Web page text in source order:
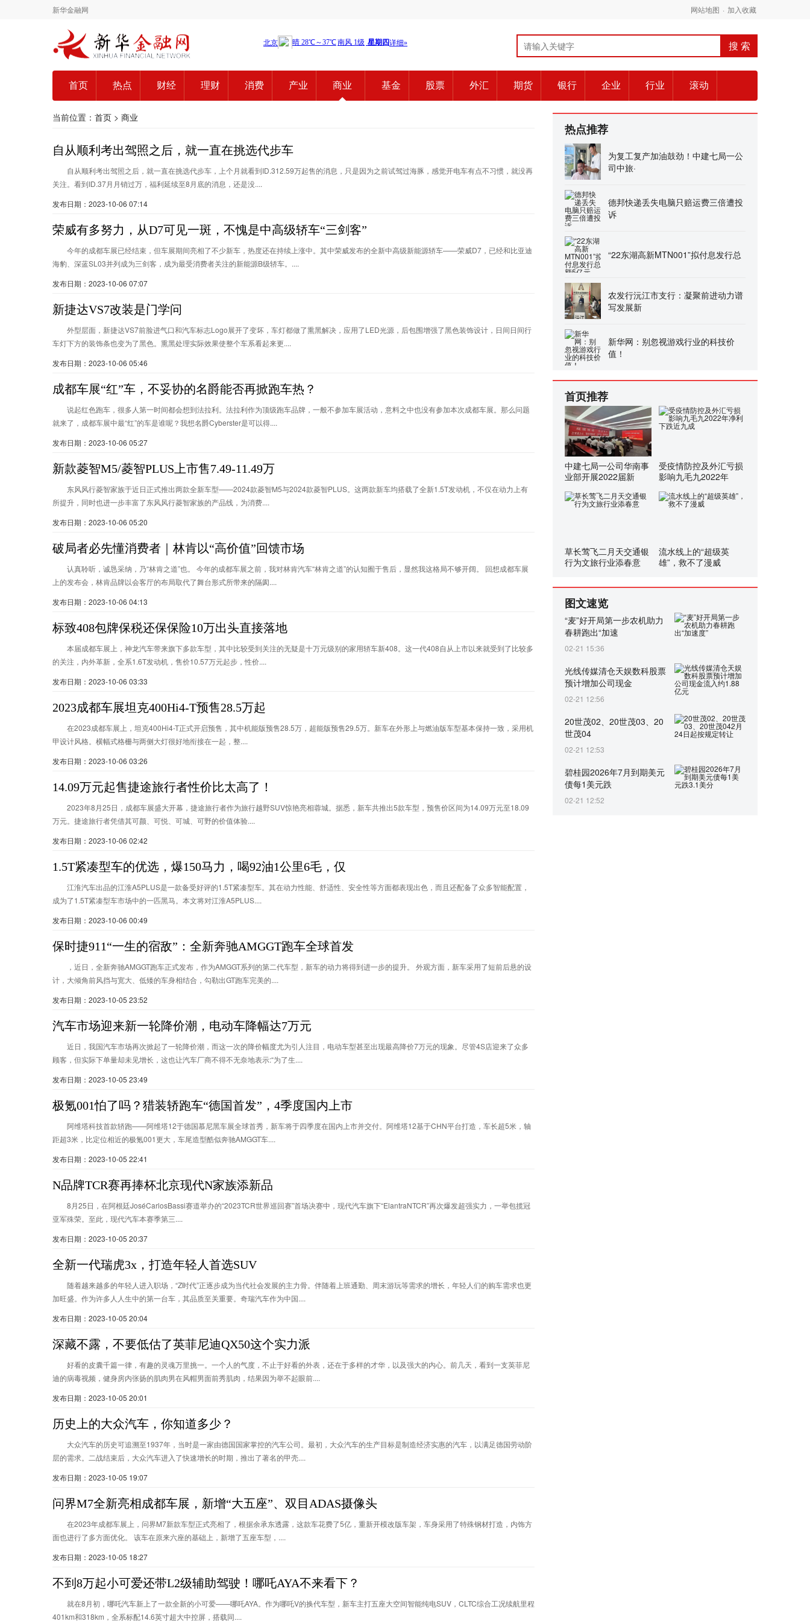
新华金融网 网站地图 · 加入收藏
首页 热点 财经 理财 消费 产业 商业 基金 股票 外汇 期货 银行 企业 行业 滚动
当前位置： 首页 > 商业
自从顺利考出驾照之后，就一直在挑选代步车
自从顺利考出驾照之后，就一直在挑选代步车，上个月就看到ID.312.59万起售的消息，只是因为之前试驾过海豚，感觉开电车有点不习惯，就没再
关注。看到ID.37月月销过万，福利延续至8月底的消息，还是没....
发布日期：2023-10-06 07:14
荣威有多努力，从D7可见一斑，不愧是中高级轿车“三剑客”
今年的成都车展已经结束，但车展期间亮相了不少新车，热度还在持续上涨中。其中荣威发布的全新中高级新能源轿车——荣威D7，已经和比亚迪
海豹、深蓝SL03并列成为三剑客，成为最受消费者关注的新能源B级轿车。....
发布日期：2023-10-06 07:07
新捷达VS7改装是门学问
外型层面，新捷达VS7前脸进气口和汽车标志Logo展开了变坏，车灯都做了熏黑解决，应用了LED光源，后包围增强了黑色装饰设计，日间日间行
车灯下方的装饰条也变为了黑色。熏黑处理实际效果使整个车系看起来更....
发布日期：2023-10-06 05:46
成都车展“红”车，不妥协的名爵能否再掀跑车热？
说起红色跑车，很多人第一时间都会想到法拉利。法拉利作为顶级跑车品牌，一般不参加车展活动，意料之中也没有参加本次成都车展。那么问题
就来了，成都车展中最“红”的车是谁呢？我想名爵Cyberster是可以得....
发布日期：2023-10-06 05:27
新款菱智M5/菱智PLUS上市售7.49-11.49万
东风风行菱智家族于近日正式推出两款全新车型——2024款菱智M5与2024款菱智PLUS。这两款新车均搭载了全新1.5T发动机，不仅在动力上有
所提升，同时也进一步丰富了东风风行菱智家族的产品线，为消费....
发布日期：2023-10-06 05:20
破局者必先懂消费者｜林肯以“高价值”回馈市场
认真聆听，诚恳采纳，乃“林肯之道”也。 今年的成都车展之前，我对林肯汽车“林肯之道”的认知囿于售后，显然我这格局不够开阔。 回想成都车展
上的发布会，林肯品牌以会客厅的布局取代了舞台形式所带来的隔阂....
发布日期：2023-10-06 04:13
标致408包牌保税还保保险10万出头直接落地
本届成都车展上，神龙汽车带来旗下多款车型，其中比较受到关注的无疑是十万元级别的家用轿车新408。这一代408自从上市以来就受到了比较多
的关注，内外革新，全系1.6T发动机，售价10.57万元起步，性价....
发布日期：2023-10-06 03:33
2023成都车展坦克400Hi4-T预售28.5万起
在2023成都车展上，坦克400Hi4-T正式开启预售，其中机能版预售28.5万，超能版预售29.5万。新车在外形上与燃油版车型基本保持一致，采用机
甲设计风格。横幅式格栅与两侧大灯很好地衔接在一起，整....
发布日期：2023-10-06 03:26
14.09万元起售捷途旅行者性价比太高了！
2023年8月25日，成都车展盛大开幕，捷途旅行者作为旅行越野SUV惊艳亮相蓉城。据悉，新车共推出5款车型，预售价区间为14.09万元至18.09
万元。捷途旅行者凭借其可颜、可悦、可城、可野的价值体验....
发布日期：2023-10-06 02:42
1.5T紧凑型车的优选，爆150马力，喝92油1公里6毛，仅
江淮汽车出品的江淮A5PLUS是一款备受好评的1.5T紧凑型车。其在动力性能、舒适性、安全性等方面都表现出色，而且还配备了众多智能配置，
成为了1.5T紧凑型车市场中的一匹黑马。本文将对江淮A5PLUS....
发布日期：2023-10-06 00:49
保时捷911“一生的宿敌”：全新奔驰AMGGT跑车全球首发
，近日，全新奔驰AMGGT跑车正式发布，作为AMGGT系列的第二代车型，新车的动力将得到进一步的提升。 外观方面，新车采用了短前后悬的设
计，大倾角前风挡与宽大、低矮的车身相结合，勾勒出GT跑车完美的....
发布日期：2023-10-05 23:52
汽车市场迎来新一轮降价潮，电动车降幅达7万元
近日，我国汽车市场再次掀起了一轮降价潮，而这一次的降价幅度尤为引人注目，电动车型甚至出现最高降价7万元的现象。尽管4S店迎来了众多
顾客，但实际下单量却未见增长，这也让汽车厂商不得不无奈地表示:“为了生....
发布日期：2023-10-05 23:49
极氪001怕了吗？猎装轿跑车“德国首发”，4季度国内上市
阿维塔科技首款轿跑——阿维塔12于德国慕尼黑车展全球首秀，新车将于四季度在国内上市并交付。阿维塔12基于CHN平台打造，车长超5米，轴
距超3米，比定位相近的极氪001更大，车尾造型酷似奔驰AMGGT车....
发布日期：2023-10-05 22:41
N品牌TCR赛再捧杯北京现代N家族添新品
8月25日，在阿根廷JoséCarlosBassi赛道举办的“2023TCR世界巡回赛”首场决赛中，现代汽车旗下“ElantraNTCR”再次爆发超强实力，一举包揽冠
亚军殊荣。至此，现代汽车本赛季第三....
发布日期：2023-10-05 20:37
全新一代瑞虎3x，打造年轻人首选SUV
随着越来越多的年轻人进入职场，“Z时代”正逐步成为当代社会发展的主力骨。伴随着上班通勤、周末游玩等需求的增长，年轻人们的购车需求也更
加旺盛。作为许多人人生中的第一台车，其品质至关重要。奇瑞汽车作为中国....
发布日期：2023-10-05 20:04
深藏不露，不要低估了英菲尼迪QX50这个实力派
好看的皮囊千篇一律，有趣的灵魂万里挑一。一个人的气度，不止于好看的外表，还在于多样的才华，以及强大的内心。前几天，看到一支英菲尼
迪的病毒视频，健身房内张扬的肌肉男在风帽男面前秀肌肉，结果因为举不起眼前....
发布日期：2023-10-05 20:01
历史上的大众汽车，你知道多少？
大众汽车的历史可追溯至1937年，当时是一家由德国国家掌控的汽车公司。最初，大众汽车的生产目标是制造经济实惠的汽车，以满足德国劳动阶
层的需求。二战结束后，大众汽车进入了快速增长的时期，推出了著名的甲壳....
发布日期：2023-10-05 19:07
问界M7全新亮相成都车展，新增“大五座”、双目ADAS摄像头
在2023年成都车展上，问界M7新款车型正式亮相了，根据余承东透露，这款车花费了5亿，重新开模改版车架，车身采用了特殊钢材打造，内饰方
面也进行了多方面优化。 该车在原来六座的基础上，新增了五座车型，....
发布日期：2023-10-05 18:27
不到8万起小可爱还带L2级辅助驾驶！哪吒AYA不来看下？
就在8月初，哪吒汽车新上了一款全新的小可爱——哪吒AYA。作为哪吒V的换代车型，新车主打五座大空间智能纯电SUV，CLTC综合工况续航里程
401km和318km，全系标配14.6英寸超大中控屏，搭载同....
热点推荐
为复工复产加油鼓劲！中建七局一公
司中旅·
德邦快递丢失电脑只赔运费三倍遭投
诉
“22东湖高新MTN001”拟付息发行总
农发行沅江市支行：凝聚前进动力谱
写发展新
新华网：别忽视游戏行业的科技价
值！
首页推荐
中建七局一公司华南事
业部开展2022届新
受疫情防控及外汇亏损
影响九毛九2022年
草长莺飞二月天交通银
行为文旅行业添春意
流水线上的“超级英
雄”，救不了漫威
图文速览
“麦”好开局第一步农机助力
春耕跑出“加速
02-21 15:36
光线传媒清仓天娱数科股票
预计增加公司现金
02-21 12:56
20世茂02、20世茂03、20
世茂04
02-21 12:53
碧桂园2026年7月到期美元
债每1美元跌
02-21 12:52